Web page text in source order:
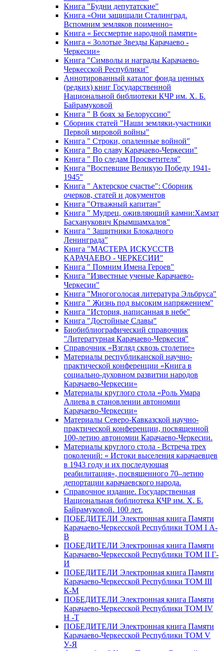
Книга "Будни депутатские"
Книга «Они защищали Сталинград.
Вспомним земляков поименно»
Книга « Бессмертие народной памяти»
Книга « Золотые Звезды Карачаево -
Черкесии»
Книга "Символы и награды Карачаево-
Черкесской Республики"
Аннотированный каталог фонда ценных
(редких) книг Государственной
Национальной библиотеки КЧР им. Х. Б.
Байрамуковой
Книга " В боях за Белоруссию"
Сборник статей "Наши земляки-участники
Первой мировой войны"
Книга " Строки, опаленные войной"
Книга " Во славу Карачаево-Черкесии"
Книга " По следам Просветителя"
Книга "Воспевшие Великую Победу 1941-
1945"
Книга " Актерское счастье": Сборник
очерков, статей и документов
Книга "Отважный капитан"
Книга " Мудрец, оживляющий камни:Хамзат
Басханукович Крымшамхалов"
Книга " Защитники Блокадного
Ленинграда"
Книга "МАСТЕРА ИСКУССТВ
КАРАЧАЕВО - ЧЕРКЕСИИ"
Книга " Помним Имена Героев"
Книга "Известные ученые Карачаево-
Черкесии"
Книга "Многоголосая литература Эльбруса"
Книга " Жизнь под высоким напряжением"
Книга "История, написанная в небе"
Книга "Достойные Славы"
Биобиблиографический справочник
"Литературная Карачаево-Черкесия"
Справочник «Взгляд сквозь столетие»
Материалы республиканской научно-
практической конференции «Книга в
социально-духовном развитии народов
Карачаево-Черкесии»
Материалы круглого стола «Роль Умара
Алиева в становлении автономии
Карачаево-Черкесии»
Материалы Северо-Кавказской научно-
практической конференции, посвященной
100-летию автономии Карачаево-Черкесии.
Материалы круглого стола - Встреча трех
поколений: « Истоки выселения карачаевцев
в 1943 году и их последующая
реабилитация», посвященного 70–летию
депортации карачаевского народа.
Справочное издание. Государственная
Национальная библиотека КЧР им. Х. Б.
Байрамуковой. 100 лет.
ПОБЕДИТЕЛИ Электронная книга Памяти
Карачаево-Черкесской Республики ТОМ I А-
В
ПОБЕДИТЕЛИ Электронная книга Памяти
Карачаево-Черкесской Республики ТОМ II Г-
И
ПОБЕДИТЕЛИ Электронная книга Памяти
Карачаево-Черкесской Республики ТОМ III
К-М
ПОБЕДИТЕЛИ Электронная книга Памяти
Карачаево-Черкесской Республики ТОМ IV
Н -Т
ПОБЕДИТЕЛИ Электронная книга Памяти
Карачаево-Черкесской Республики ТОМ V
У-Я